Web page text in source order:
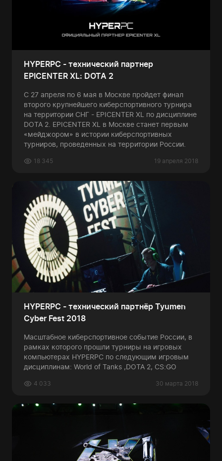
HYPERPC - технический партнер
EPICENTER XL: DOTA 2
С 27 апреля по 6 мая в Москве пройдет финал
второго крупнейшего киберспортивного турнира
на территории СНГ - EPICENTER XL по дисциплине
DOTA 2. EPICENTER XL в Москве станет первым
«мейджором» в истории киберспортивных
турниров, проведенных на территории России.
19 апреля 2018
18 345
HYPERPC - технический партнёр Tyumen
Cyber Fest 2018
Масштабное киберспортивное событие России, в
рамках которого прошли турниры на игровых
компьютерах HYPERPC по следующим игровым
дисциплинам: World of Tanks ,DOTA 2, CS:GO
30 марта 2018
4 033